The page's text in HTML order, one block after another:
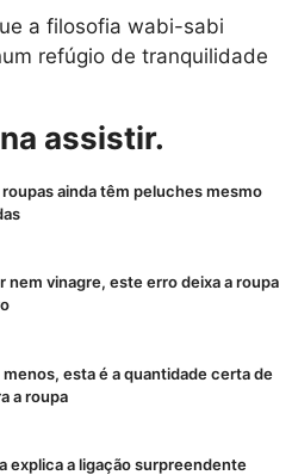
a filosofia wabi-sabi
refúgio de tranquilidade
assistir.
roupas ainda têm peluches mesmo
nem vinagre, este erro deixa a roupa
menos, esta é a quantidade certa de
a roupa
explica a ligação surpreendente